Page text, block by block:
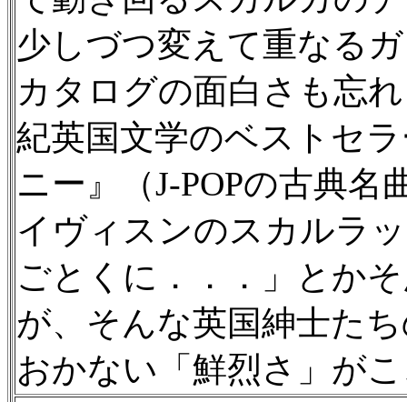
少しづつ変えて重なる
カタログの面白さも忘
紀英国文学のベストセ
ニー』（J-POPの古典
イヴィスンのスカルラ
ごとくに．．．」とか
が、そんな英国紳士た
おかない「鮮烈さ」が